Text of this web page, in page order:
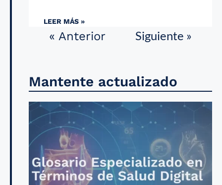
LEER MÁS »
« Anterior Siguiente »
Mantente actualizado